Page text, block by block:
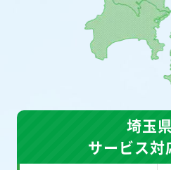
埼玉
サービス対